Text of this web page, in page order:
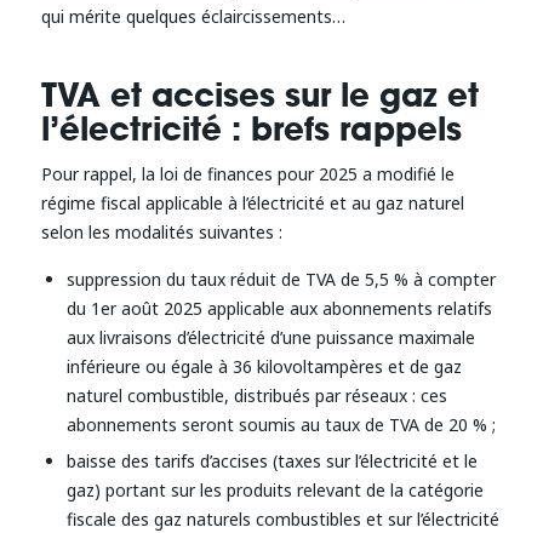
qui mérite quelques éclaircissements…
TVA et accises sur le gaz et
l’électricité : brefs rappels
Pour rappel, la loi de finances pour 2025 a modifié le
régime fiscal applicable à l’électricité et au gaz naturel
selon les modalités suivantes :
suppression du taux réduit de TVA de 5,5 % à compter
du 1er août 2025 applicable aux abonnements relatifs
aux livraisons d’électricité d’une puissance maximale
inférieure ou égale à 36 kilovoltampères et de gaz
naturel combustible, distribués par réseaux : ces
abonnements seront soumis au taux de TVA de 20 % ;
baisse des tarifs d’accises (taxes sur l’électricité et le
gaz) portant sur les produits relevant de la catégorie
fiscale des gaz naturels combustibles et sur l’électricité